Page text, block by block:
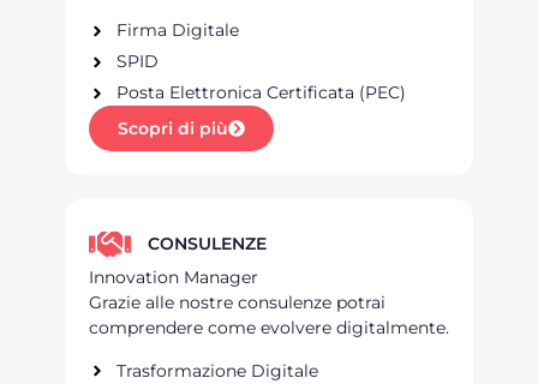
Firma Digitale
SPID
Posta Elettronica Certificata (PEC)
Scopri di più
CONSULENZE
Innovation Manager
Grazie alle nostre consulenze potrai
comprendere come evolvere digitalmente.
Trasformazione Digitale